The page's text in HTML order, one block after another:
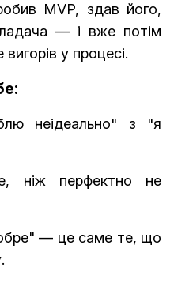
MVP, здав його,
— і вже потім
у процесі.
неідеально" з "я
ніж перфектно не
— це саме те, що